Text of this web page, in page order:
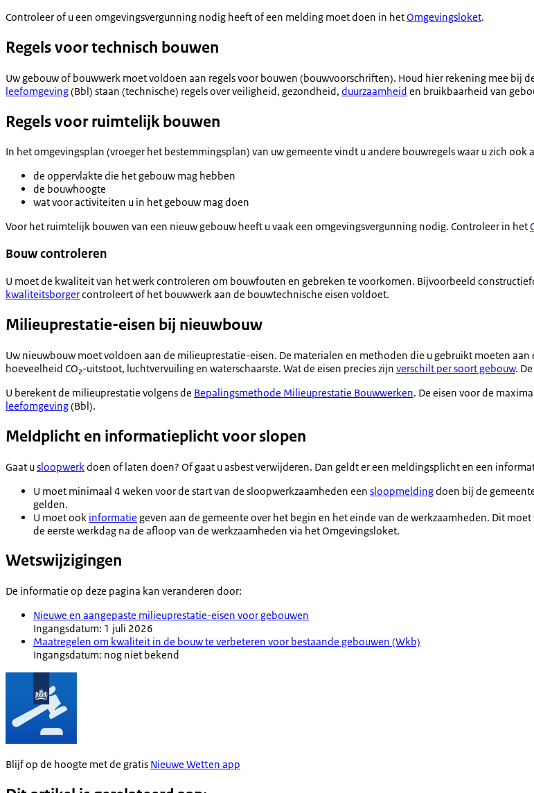
Controleer of u een omgevingsvergunning nodig heeft of een melding moet doen in hetOmgevingsloket.
Regels voor technisch bouwen
Uw gebouw of bouwwerk moet voldoen aan regels voor bouwen (bouwvoorschriften). Houd hier rekening mee bij
leefomgeving(Bbl) staan (technische) regels over veiligheid, gezondheid, duurzaamheid en bruikbaarheid van
Regels voor ruimtelijk bouwen
In het omgevingsplan (vroeger het bestemmingsplan) van uw gemeente vindt u andere bouwregels waar u zich
de oppervlakte die het gebouw mag hebben
de bouwhoogte
wat voor activiteiten u in het gebouw mag doen
Voor het ruimtelijk bouwen van een nieuw gebouw heeft u vaak een omgevingsvergunning nodig. Controleer in het
Bouw controleren
U moet de kwaliteit van het werk controleren om bouwfouten en gebreken te voorkomen. Bijvoorbeeld
kwaliteitsborgercontroleert of het bouwwerk aan de bouwtechnische eisen voldoet.
Milieuprestatie-eisen bij nieuwbouw
Uw nieuwbouw moet voldoen aan de milieuprestatie-eisen. De materialen en methoden die u gebruikt moeten
hoeveelheid CO₂-uitstoot, luchtvervuiling en waterschaarste. Wat de eisen precies zijn verschilt per soort gebouw.
U berekent de milieuprestatie volgens de Bepalingsmethode Milieuprestatie Bouwwerken. De eisen voor de
leefomgeving(Bbl).
Meldplicht en informatieplicht voor slopen
Gaat usloopwerk doen of laten doen? Of gaat u asbest verwijderen. Dan geldt er een meldingsplicht en een
U moet minimaal 4 weken voor de start van de sloopwerkzaamheden een sloopmeldingdoen bij de
gelden.
U moet ook informatie geven aan de gemeente over het begin en het einde van de werkzaamheden. Dit
de eerste werkdag na de afloop van de werkzaamheden via het Omgevingsloket.
Wetswijzigingen
De informatie op deze pagina kan veranderen door:
Nieuwe en aangepaste milieuprestatie-eisen voor gebouwen
Ingangsdatum: 1 juli 2026
Maatregelen om kwaliteit in de bouw te verbeteren voor bestaande gebouwen (Wkb)
Ingangsdatum: nog niet bekend
Blijf op de hoogte met de gratis Nieuwe Wetten app